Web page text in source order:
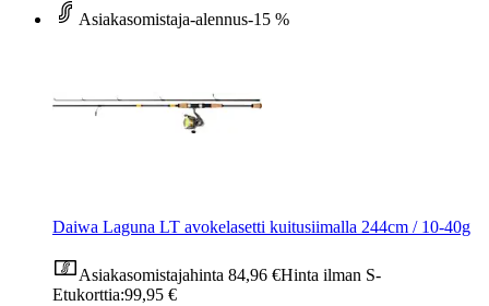
Asiakasomistaja-alennus-15 %
Daiwa Laguna LT avokelasetti kuitusiimalla 244cm / 10-40g
Asiakasomistajahinta 84,96 €Hinta ilman S-
Etukorttia:99,95 €